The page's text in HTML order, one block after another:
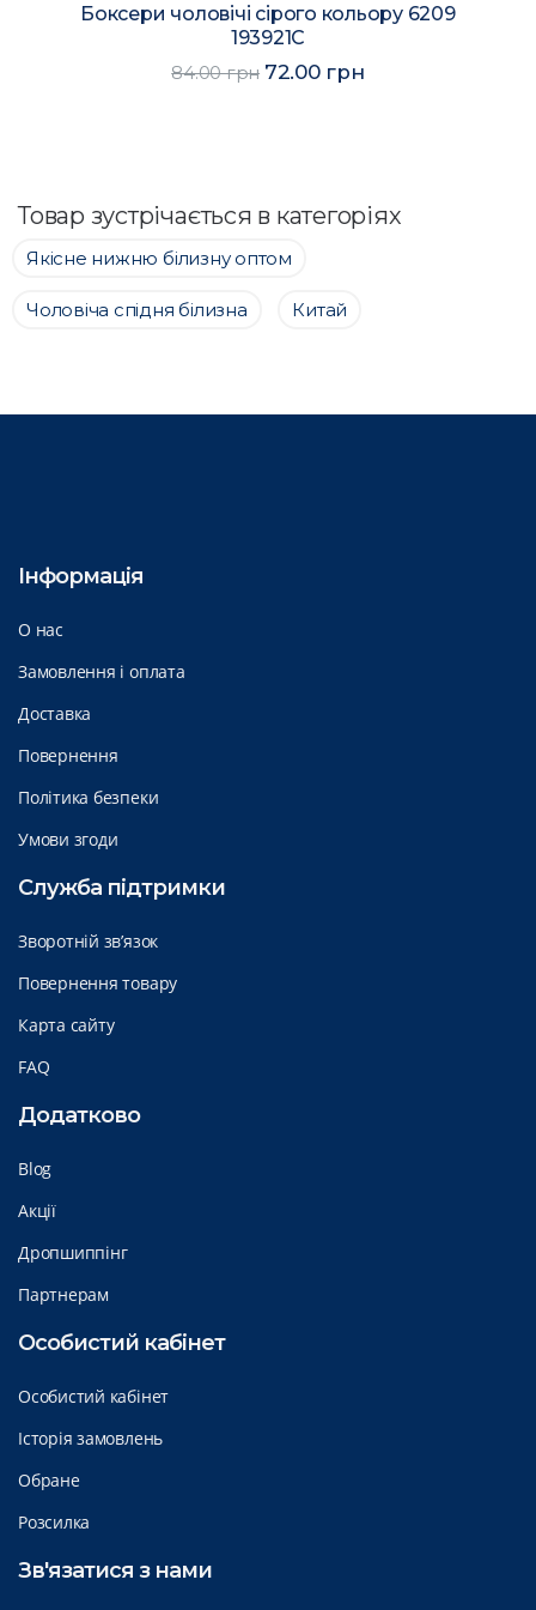
Боксери чоловічі сірого кольору 6209
193921C
84.00 грн 72.00 грн
Товар зустрічається в категоріях
Якісне нижню білизну оптом
Чоловіча спідня білизна Китай
Інформація
О нас
Замовлення і оплата
Доставка
Повернення
Політика безпеки
Умови згоди
Служба підтримки
Зворотній зв’язок
Повернення товару
Карта сайту
FAQ
Додатково
Blog
Акції
Дропшиппінг
Партнерам
Особистий кабінет
Особистий кабінет
Історія замовлень
Обране
Розсилка
Зв'язатися з нами